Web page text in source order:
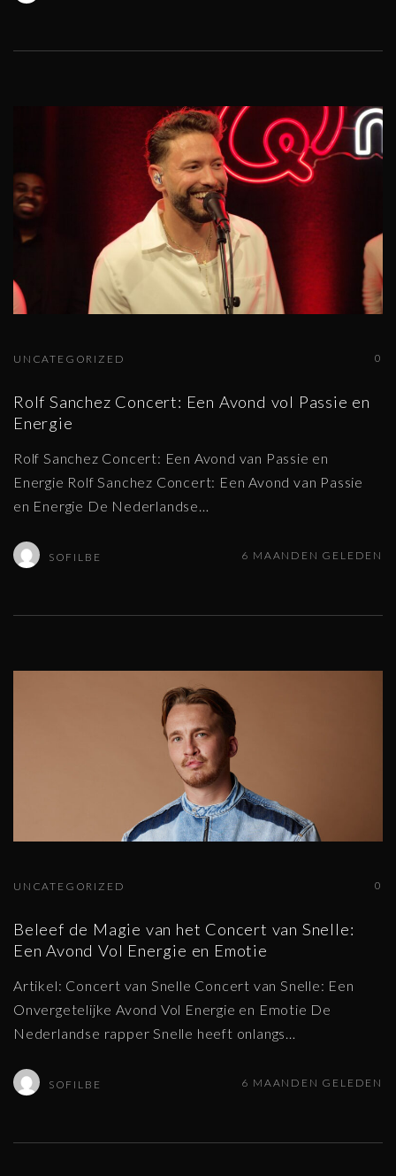
0
UNCATEGORIZED
Rolf Sanchez Concert: Een Avond vol Passie en
Energie
Rolf Sanchez Concert: Een Avond van Passie en
Energie Rolf Sanchez Concert: Een Avond van Passie
en Energie De Nederlandse…
SOFILBE 6 MAANDEN GELEDEN
0
UNCATEGORIZED
Beleef de Magie van het Concert van Snelle:
Een Avond Vol Energie en Emotie
Artikel: Concert van Snelle Concert van Snelle: Een
Onvergetelijke Avond Vol Energie en Emotie De
Nederlandse rapper Snelle heeft onlangs…
SOFILBE 6 MAANDEN GELEDEN